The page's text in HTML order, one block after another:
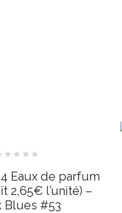
Eaux de parfum
2,65€ l’unité) –
Blues #53